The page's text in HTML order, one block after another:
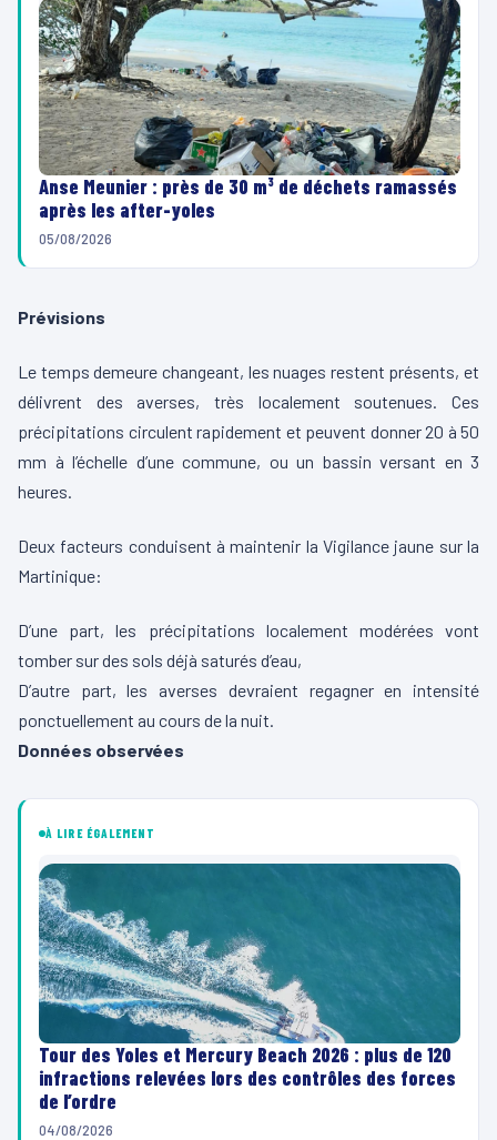
Anse Meunier : près de 30 m³ de déchets ramassés
après les after-yoles
05/08/2026
Prévisions
Le temps demeure changeant, les nuages restent présents, et
délivrent des averses, très localement soutenues. Ces
précipitations circulent rapidement et peuvent donner 20 à 50
mm à l’échelle d’une commune, ou un bassin versant en 3
heures.
Deux facteurs conduisent à maintenir la Vigilance jaune sur la
Martinique:
D’une part, les précipitations localement modérées vont
tomber sur des sols déjà saturés d’eau,
D’autre part, les averses devraient regagner en intensité
ponctuellement au cours de la nuit.
Données observées
À LIRE ÉGALEMENT
Tour des Yoles et Mercury Beach 2026 : plus de 120
infractions relevées lors des contrôles des forces
de l’ordre
04/08/2026